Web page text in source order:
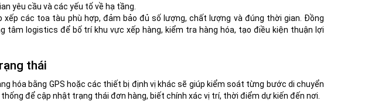
yêu cầu và các yếu tố về hạ tầng.
xếp các toa tàu phù hợp, đảm bảo đủ số lượng, chất lượng và đúng thời gian. Đồng
tâm logistics để bố trí khu vực xếp hàng, kiểm tra hàng hóa, tạo điều kiện thuận lợi
thái
hóa bằng GPS hoặc các thiết bị định vị khác sẽ giúp kiểm soát từng bước di chuyển
để cập nhật trạng thái đơn hàng, biết chính xác vị trí, thời điểm dự kiến đến nơi.